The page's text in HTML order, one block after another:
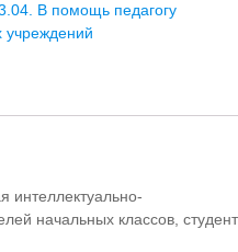
В помощь педагогу
учреждений
интеллектуально-
начальных классов,